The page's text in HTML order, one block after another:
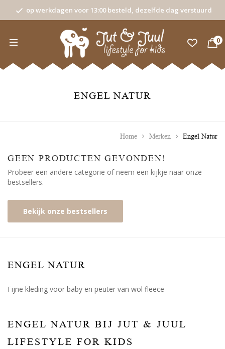
op werkdagen voor 13:00 besteld, dezelfde dag verstuurd
0
ENGEL NATUR
Home Merken Engel Natur
GEEN PRODUCTEN GEVONDEN!
Probeer een andere categorie of neem een kijkje naar onze
bestsellers.
Bekijk onze bestsellers
ENGEL NATUR
Fijne kleding voor baby en peuter van wol fleece
ENGEL NATUR BIJ JUT & JUUL
LIFESTYLE FOR KIDS